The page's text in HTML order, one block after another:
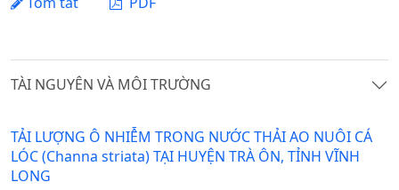
TÀI NGUYÊN VÀ MÔI TRƯỜNG
TẢI LƯỢNG Ô NHIỄM TRONG NƯỚC THẢI AO NUÔI CÁ
LÓC (Channa striata) TẠI HUYỆN TRÀ ÔN, TỈNH VĨNH
LONG